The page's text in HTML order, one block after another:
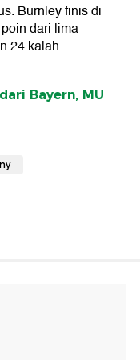
Burnley finis di
dari lima
24 kalah.
Bayern, MU